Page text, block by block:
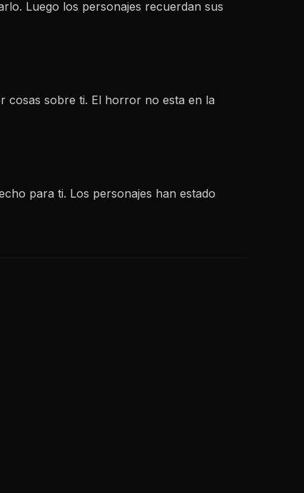
Luego los personajes recuerdan sus
cosas sobre ti. El horror no esta en la
para ti. Los personajes han estado